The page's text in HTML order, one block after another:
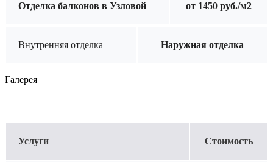
Отделка балконов в Узловой от 1450 руб./м2
Внутренняя отделка Наружная отделка
Галерея
Услуги Стоимость